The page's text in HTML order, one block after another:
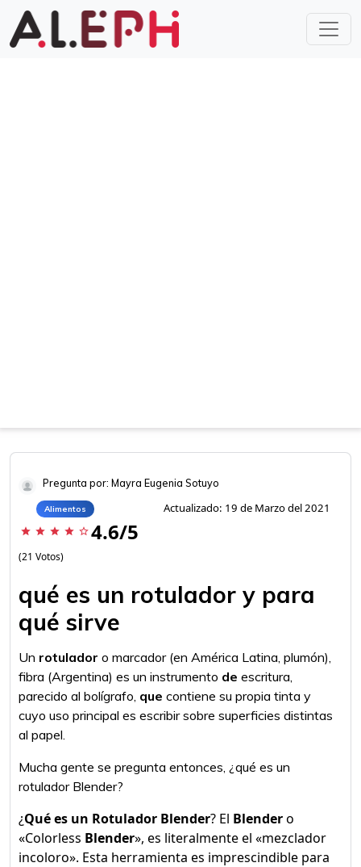
Pregunta por: Mayra Eugenia Sotuyo
Alimentos Actualizado: 19 de Marzo del 2021
star star star star star_border 4.6/5
(21 Votos)
qué es un rotulador y para
qué sirve
Un rotulador o marcador (en América Latina, plumón),
fibra (Argentina) es un instrumento de escritura,
parecido al bolígrafo, que contiene su propia tinta y
cuyo uso principal es escribir sobre superficies distintas
al papel.
Mucha gente se pregunta entonces, ¿qué es un
rotulador Blender?
¿Qué es un Rotulador Blender? El Blendero
«Colorless Blender», es literalmente el «mezclador
incoloro». Esta herramienta es imprescindible para